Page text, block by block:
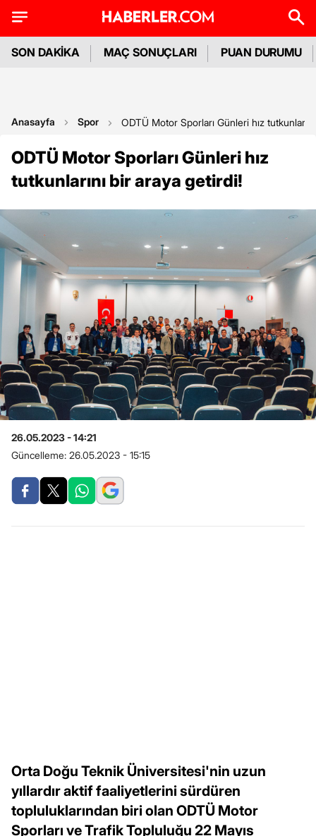
SON DAKİKA MAÇ SONUÇLARI PUAN DURUMU
Anasayfa Spor ODTÜ Motor Sporları Günleri hız
ODTÜ Motor Sporları Günleri hız
tutkunlarını bir araya getirdi!
26.05.2023 - 14:21
Güncelleme: 26.05.2023 - 15:15
Orta Doğu Teknik Üniversitesi'nin uzun
yıllardır aktif faaliyetlerini sürdüren
topluluklarından biri olan ODTÜ Motor
Sporları ve Trafik Topluluğu 22 Mayıs